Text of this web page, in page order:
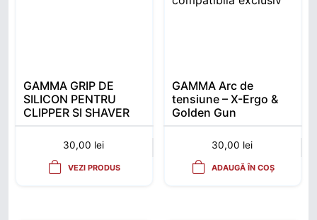
GAMMA GRIP DE
SILICON PENTRU
CLIPPER SI SHAVER
30,00 lei
VEZI PRODUS
GAMMA Arc de
tensiune – X-Ergo &
Golden Gun
30,00 lei
ADAUGĂ ÎN COȘ